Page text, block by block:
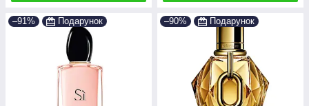
–91% Подарунок –90% Подарунок